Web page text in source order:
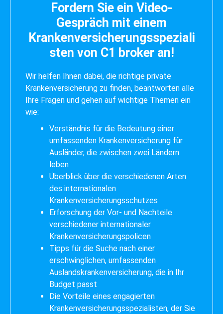
Fordern Sie ein Video-
Gespräch mit einem
Krankenversicherungsspeziali
sten von C1 broker an!
Wir helfen Ihnen dabei, die richtige private
Krankenversicherung zu finden, beantworten alle
Ihre Fragen und gehen auf wichtige Themen ein
wie:
Verständnis für die Bedeutung einer
umfassenden Krankenversicherung für
Ausländer, die zwischen zwei Ländern
leben
Überblick über die verschiedenen Arten
des internationalen
Krankenversicherungsschutzes
Erforschung der Vor- und Nachteile
verschiedener internationaler
Krankenversicherungspolicen
Tipps für die Suche nach einer
erschwinglichen, umfassenden
Auslandskrankenversicherung, die in Ihr
Budget passt
Die Vorteile eines engagierten
Krankenversicherungsspezialisten, der Sie